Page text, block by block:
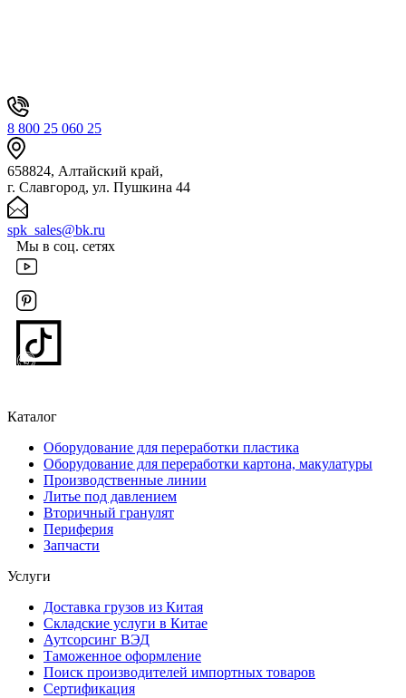
8 800 25 060 25
658824, Алтайский край,
г. Славгород, ул. Пушкина 44
spk_sales@bk.ru
Мы в соц. сетях
Каталог
Оборудование для переработки пластика
Оборудование для переработки картона, макулатуры
Производственные линии
Литье под давлением
Вторичный гранулят
Периферия
Запчасти
Услуги
Доставка грузов из Китая
Складские услуги в Китае
Аутсорсинг ВЭД
Таможенное оформление
Поиск производителей импортных товаров
Сертификация